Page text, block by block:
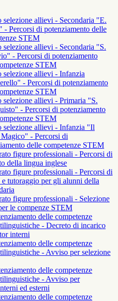
selezione allievi - Secondaria "E.
- Percorsi di potenziamento delle
STEM
selezione allievi - Secondaria "S.
- Percorsi di potenziamento
STEM
selezione allievi - Infanzia
- Percorsi di potenziamento
STEM
selezione allievi - Primaria "S.
- Percorsi di potenziamento
STEM
selezione allievi - Infanzia "Il
- Percorsi di
delle competenze STEM
figure professionali - Percorsi di
della lingua inglese
figure professionali - Percorsi di
e tutoraggio per gli alunni della
figure professionali - Selezione
le compenze STEM
delle competenze
- Decreto di incarico
interni
delle competenze
- Avviso per selezione
delle competenze
- Avviso per
ed esterni
delle competenze